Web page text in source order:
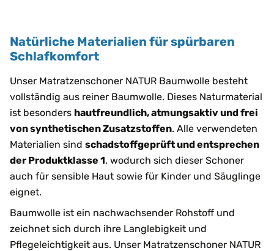
Natürliche Materialien für spürbaren
Schlafkomfort
Unser Matratzenschoner NATUR Baumwolle besteht
vollständig aus reiner Baumwolle. Dieses Naturmaterial
ist besonders hautfreundlich, atmungsaktiv und frei
von synthetischen Zusatzstoffen. Alle verwendeten
Materialien sind schadstoffgeprüft und entsprechen
der Produktklasse 1, wodurch sich dieser Schoner
auch für sensible Haut sowie für Kinder und Säuglinge
eignet.
Baumwolle ist ein nachwachsender Rohstoff und
zeichnet sich durch ihre Langlebigkeit und
Pflegeleichtigkeit aus. Unser Matratzenschoner NATUR